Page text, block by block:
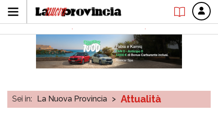
Sei in: La Nuova Provincia > Attualità